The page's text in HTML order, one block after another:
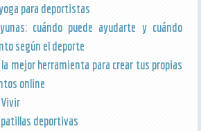
para deportistas
cuándo puede ayudarte y cuándo
según el deporte
mejor herramienta para crear tus propias
online
deportivas